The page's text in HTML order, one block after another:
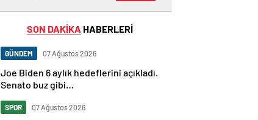
SON DAKİKA HABERLERİ
GÜNDEM 07 Ağustos 2026
Joe Biden 6 aylık hedeflerini açıkladı.
Senato buz gibi…
SPOR 07 Ağustos 2026